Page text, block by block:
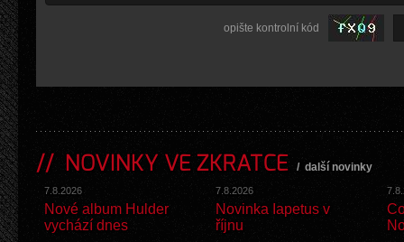
opište kontrolní kód
NOVINKY VE ZKRATCE / další novinky
7.8.2026
Nové album Hulder
vychází dnes
7.8.2026
Novinka Iapetus v
říjnu